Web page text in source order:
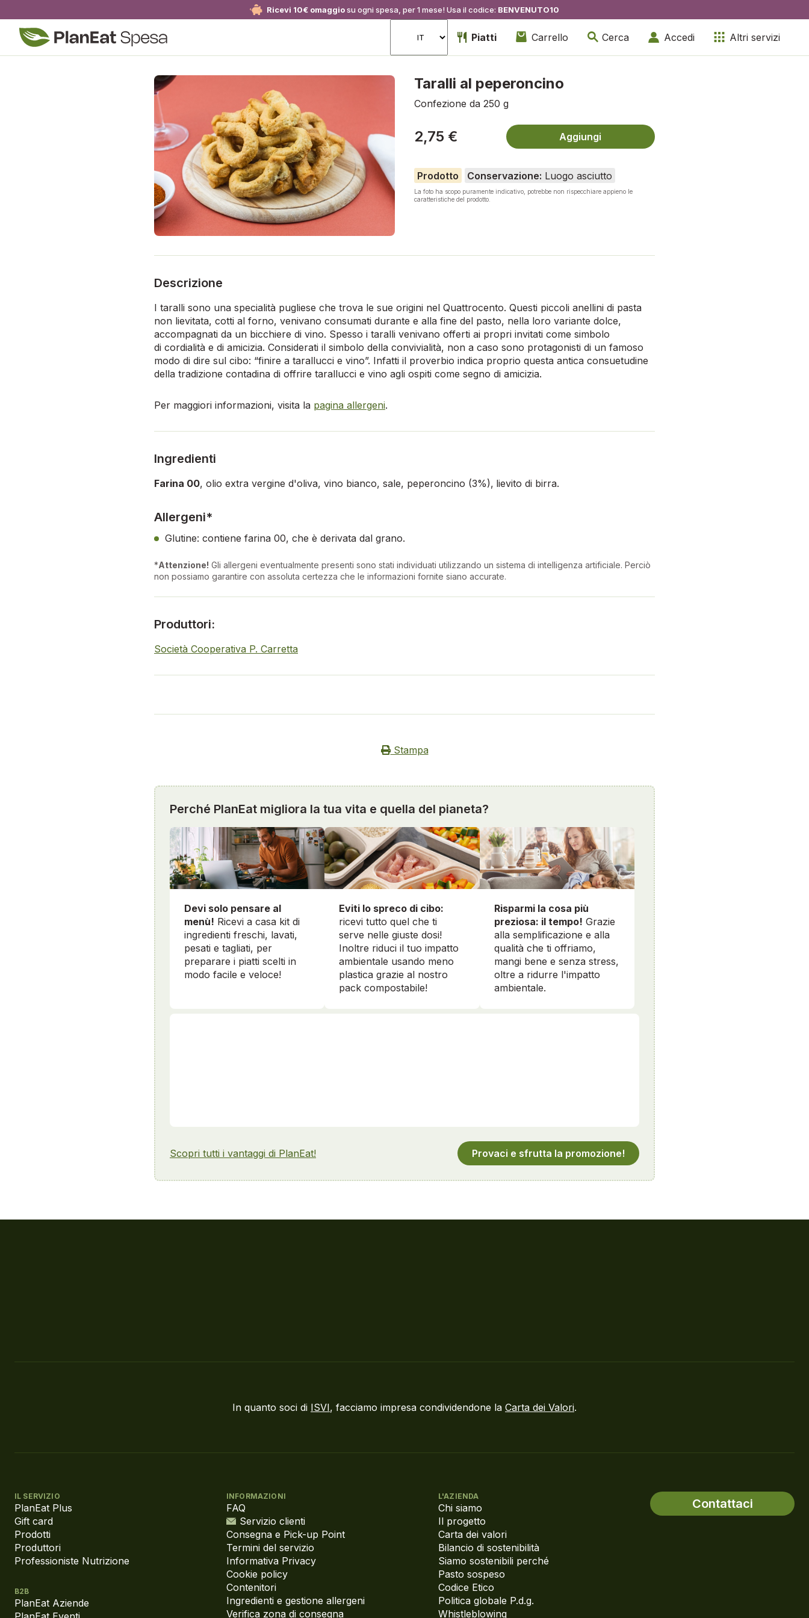
Ricevi 10€ omaggiosu ogni spesa, per 1 mese! Usa il codice: BENVENUTO10
Piatti Carrello Cerca Accedi Altri servizi
Taralli al peperoncino
Confezione da 250 g
2,75 € Aggiungi
Prodotto Conservazione: Luogo asciutto
La foto ha scopo puramente indicativo, potrebbe non rispecchiare appieno le
caratteristiche del prodotto.
Descrizione
I taralli sono una specialità pugliese che trova le sue origini nel Quattrocento. Questi piccoli anellini di pasta
non lievitata, cotti al forno, venivano consumati durante e alla fine del pasto, nella loro variante dolce,
accompagnati da un bicchiere di vino. Spesso i taralli venivano offerti ai propri invitati come simbolo
di cordialità e di amicizia. Considerati il simbolo della convivialità, non a caso sono protagonisti di un famoso
modo di dire sul cibo: “finire a tarallucci e vino”. Infatti il proverbio indica proprio questa antica consuetudine
della tradizione contadina di offrire tarallucci e vino agli ospiti come segno di amicizia.
Per maggiori informazioni, visita la pagina allergeni.
Ingredienti
Farina 00, olio extra vergine d'oliva, vino bianco, sale, peperoncino (3%), lievito di birra.
Allergeni*
Glutine: contiene farina 00, che è derivata dal grano.
*Attenzione! Gli allergeni eventualmente presenti sono stati individuati utilizzando un sistema di intelligenza artificiale. Perciò
non possiamo garantire con assoluta certezza che le informazioni fornite siano accurate.
Produttori:
Società Cooperativa P. Carretta
Stampa
Perché PlanEat migliora la tua vita e quella del pianeta?
Devi solo pensare al
menù! Ricevi a casa kit di
ingredienti freschi, lavati,
pesati e tagliati, per
preparare i piatti scelti in
modo facile e veloce!
Eviti lo spreco di cibo:
ricevi tutto quel che ti
serve nelle giuste dosi!
Inoltre riduci il tuo impatto
ambientale usando meno
plastica grazie al nostro
pack compostabile!
Risparmi la cosa più
preziosa: il tempo! Grazie
alla semplificazione e alla
qualità che ti offriamo,
mangi bene e senza stress,
oltre a ridurre l'impatto
ambientale.
Scopri tutti i vantaggi di PlanEat! Provaci e sfrutta la promozione!
In quanto soci di ISVI, facciamo impresa condividendone la Carta dei Valori.
IL SERVIZIO
PlanEat Plus
Gift card
Prodotti
Produttori
Professioniste Nutrizione
B2B
PlanEat Aziende
INFORMAZIONI
FAQ
Servizio clienti
Consegna e Pick-up Point
Termini del servizio
Informativa Privacy
Cookie policy
Contenitori
Ingredienti e gestione allergeni
Verifica zona di consegna
L'AZIENDA
Chi siamo
Il progetto
Carta dei valori
Bilancio di sostenibilità
Siamo sostenibili perché
Pasto sospeso
Codice Etico
Politica globale P.d.g.
Whistleblowing
Contattaci